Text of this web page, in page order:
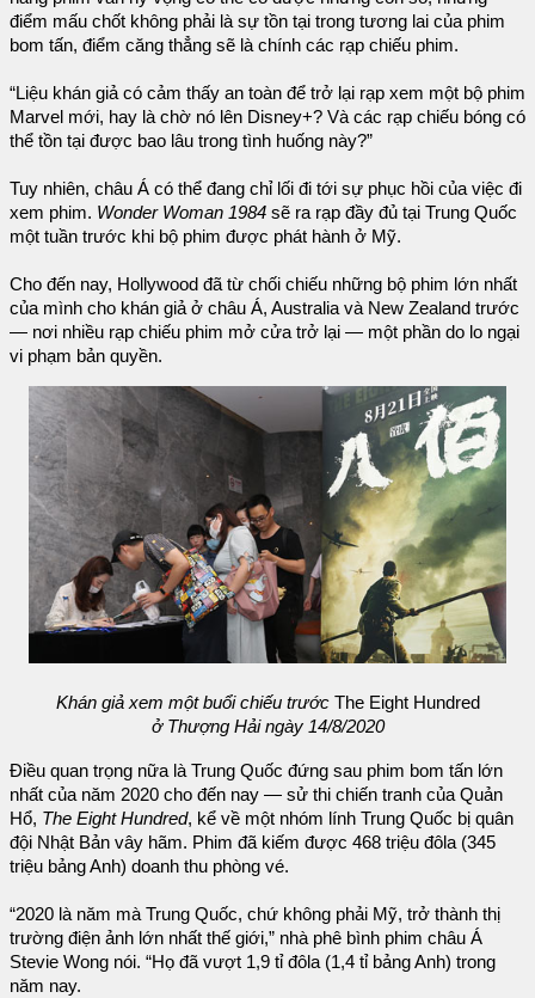
điểm mấu chốt không phải là sự tồn tại trong tương lai của phim
bom tấn, điểm căng thẳng sẽ là chính các rạp chiếu phim.
“Liệu khán giả có cảm thấy an toàn để trở lại rạp xem một bộ phim
Marvel mới, hay là chờ nó lên Disney+? Và các rạp chiếu bóng có
thể tồn tại được bao lâu trong tình huống này?”
Tuy nhiên, châu Á có thể đang chỉ lối đi tới sự phục hồi của việc đi
xem phim. Wonder Woman 1984 sẽ ra rạp đầy đủ tại Trung Quốc
một tuần trước khi bộ phim được phát hành ở Mỹ.
Cho đến nay, Hollywood đã từ chối chiếu những bộ phim lớn nhất
của mình cho khán giả ở châu Á, Australia và New Zealand trước
— nơi nhiều rạp chiếu phim mở cửa trở lại — một phần do lo ngại
vi phạm bản quyền.
Khán giả xem một buổi chiếu trướcThe Eight Hundred
ở Thượng Hải ngày 14/8/2020
Điều quan trọng nữa là Trung Quốc đứng sau phim bom tấn lớn
nhất của năm 2020 cho đến nay — sử thi chiến tranh của Quản
Hổ, The Eight Hundred, kể về một nhóm lính Trung Quốc bị quân
đội Nhật Bản vây hãm. Phim đã kiếm được 468 triệu đôla (345
triệu bảng Anh) doanh thu phòng vé.
“2020 là năm mà Trung Quốc, chứ không phải Mỹ, trở thành thị
trường điện ảnh lớn nhất thế giới,” nhà phê bình phim châu Á
Stevie Wong nói. “Họ đã vượt 1,9 tỉ đôla (1,4 tỉ bảng Anh) trong
năm nay.